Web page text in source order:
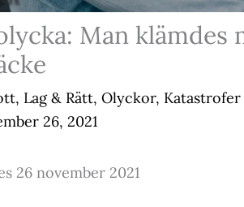
Man klämdes
Lag & Rätt, Olyckor,
26, 2021
26 november 2021